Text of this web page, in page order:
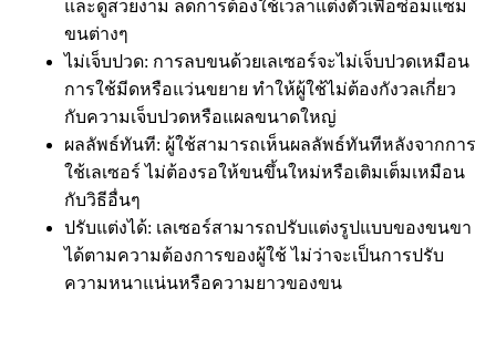
และดูสวยงาม ลดการต้องใช้เวลาแต่งตัวเพื่อซ่อมแซม
ขนต่างๆ
ไม่เจ็บปวด: การลบขนด้วยเลเซอร์จะไม่เจ็บปวดเหมือน
การใช้มีดหรือแว่นขยาย ทำให้ผู้ใช้ไม่ต้องกังวลเกี่ยว
กับความเจ็บปวดหรือแผลขนาดใหญ่
ผลลัพธ์ทันที: ผู้ใช้สามารถเห็นผลลัพธ์ทันทีหลังจากการ
ใช้เลเซอร์ ไม่ต้องรอให้ขนขึ้นใหม่หรือเติมเต็มเหมือน
กับวิธีอื่นๆ
ปรับแต่งได้: เลเซอร์สามารถปรับแต่งรูปแบบของขนขา
ได้ตามความต้องการของผู้ใช้ ไม่ว่าจะเป็นการปรับ
ความหนาแน่นหรือความยาวของขน